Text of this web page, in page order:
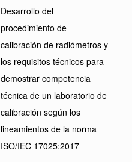
Desarrollo del
procedimiento de
calibración de radiómetros y
los requisitos técnicos para
demostrar competencia
técnica de un laboratorio de
calibración según los
lineamientos de la norma
ISO/IEC 17025:2017